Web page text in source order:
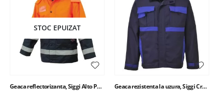
STOC EPUIZAT
Geaca reflectorizanta, Siggi Alto Porto Visibilita, barbat Geaca rezistenta la uzura, Siggi Cracovia, barbat